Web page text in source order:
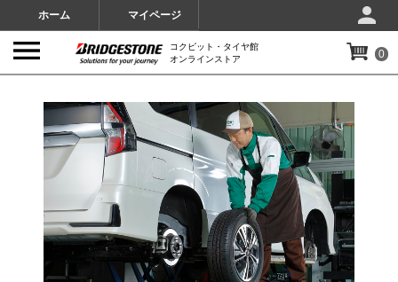
ホーム マイページ
コクピット・タイヤ館
オンラインストア
0